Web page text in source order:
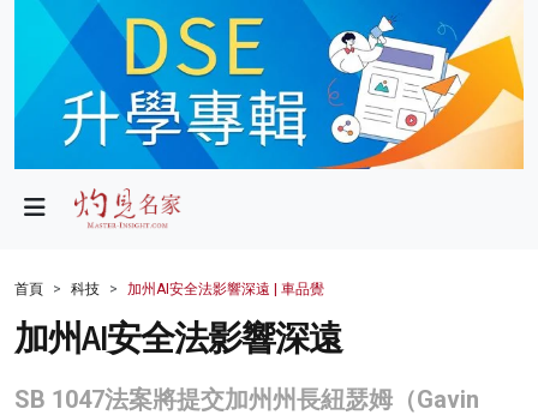
政局
財經
生活
首頁 科技 加州AI安全法影響深遠 | 車品覺
加州AI安全法影響深遠
SB 1047法案將提交加州州長紐瑟姆（Gavin